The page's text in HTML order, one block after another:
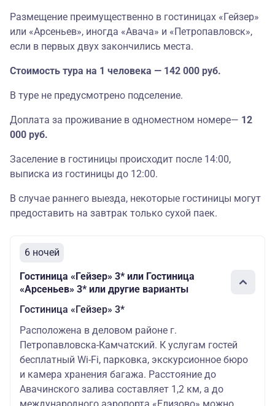
Размещение преимущественно в гостиницах «Гейзер»
или «Арсеньев», иногда «Авача» и «Петропавловск»,
если в первых двух закончились места.
Стоимость тура на 1 человека — 142 000 руб.
В туре не предусмотрено подселение.
Доплата за проживание в одноместном номере— 12
000 руб.
Заселение в гостиницы происходит после 14:00,
выписка из гостиницы до 12:00.
В случае раннего выезда, некоторые гостиницы могут
предоставить на завтрак только сухой паек.
6 ночей
Гостиница «Гейзер» 3* или Гостиница
«Арсеньев» 3* или другие варианты
Гостиница «Гейзер» 3*
Расположена в деловом районе г.
Петропавловска-Камчатский. К услугам гостей
бесплатный Wi-Fi, парковка, экскурсионное бюро
и камера хранения багажа. Расстояние до
Авачинского залива составляет 1,2 км, а до